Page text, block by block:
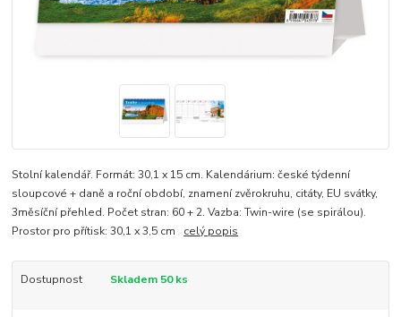
Stolní kalendář. Formát: 30,1 x 15 cm. Kalendárium: české týdenní
sloupcové + daně a roční období, znamení zvěrokruhu, citáty, EU svátky,
3měsíční přehled. Počet stran: 60 + 2. Vazba: Twin-wire (se spirálou).
Prostor pro přítisk: 30,1 x 3,5 cm celý popis
Dostupnost Skladem 50 ks